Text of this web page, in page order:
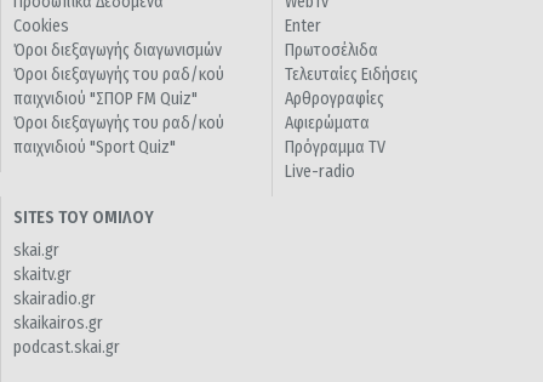
Cookies
Όροι διεξαγωγής διαγωνισμών
Όροι διεξαγωγής του ραδ/κού
παιχνιδιού "ΣΠΟΡ FM Quiz"
Όροι διεξαγωγής του ραδ/κού
παιχνιδιού "Sport Quiz"
Enter
Πρωτοσέλιδα
Τελευταίες Ειδήσεις
Αρθρογραφίες
Αφιερώματα
Πρόγραμμα TV
Live-radio
SITES ΤΟΥ ΟΜΙΛΟΥ
skai.gr
skaitv.gr
skairadio.gr
skaikairos.gr
podcast.skai.gr